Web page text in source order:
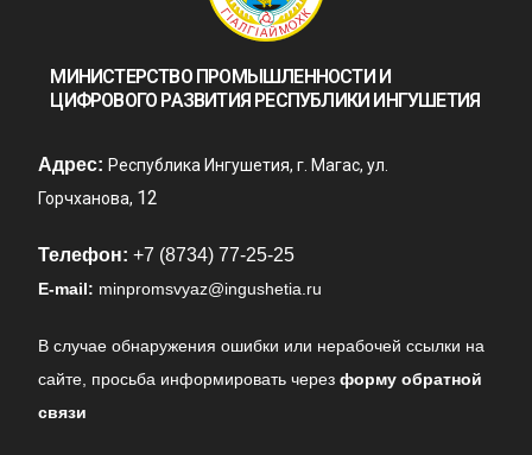
МИНИСТЕРСТВО ПРОМЫШЛЕННОСТИ И
ЦИФРОВОГО РАЗВИТИЯ РЕСПУБЛИКИ ИНГУШЕТИЯ
Адрес: Республика Ингушетия, г. Магас, ул.
Горчханова, 12
Телефон: +7 (8734) 77-25-25
E-mail: minpromsvyaz@ingushetia.ru
В случае обнаружения ошибки или нерабочей ссылки на
сайте, просьба информировать черезформу обратной
связи